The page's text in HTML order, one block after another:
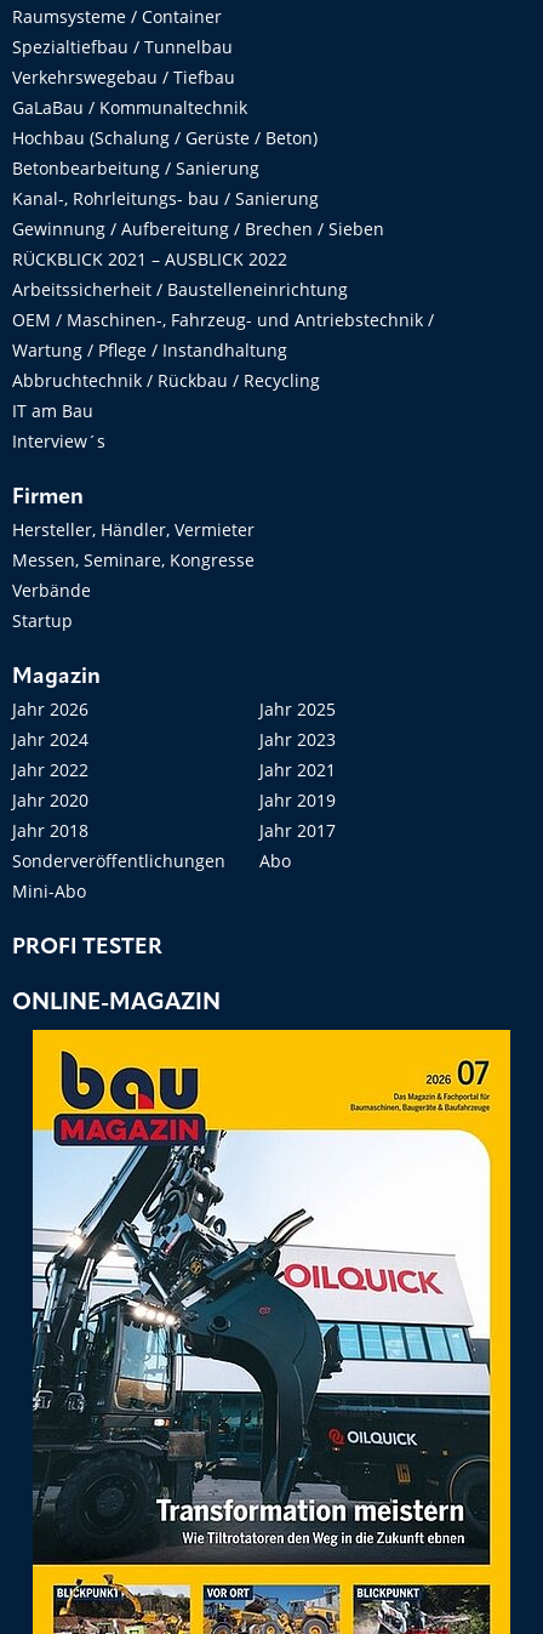
Raumsysteme / Container
Spezialtiefbau / Tunnelbau
Verkehrswegebau / Tiefbau
GaLaBau / Kommunaltechnik
Hochbau (Schalung / Gerüste / Beton)
Betonbearbeitung / Sanierung
Kanal-, Rohrleitungs- bau / Sanierung
Gewinnung / Aufbereitung / Brechen / Sieben
RÜCKBLICK 2021 – AUSBLICK 2022
Arbeitssicherheit / Baustelleneinrichtung
OEM / Maschinen-, Fahrzeug- und Antriebstechnik /
Wartung / Pflege / Instandhaltung
Abbruchtechnik / Rückbau / Recycling
IT am Bau
Interview´s
Firmen
Hersteller, Händler, Vermieter
Messen, Seminare, Kongresse
Verbände
Startup
Magazin
Jahr 2026
Jahr 2025
Jahr 2024
Jahr 2023
Jahr 2022
Jahr 2021
Jahr 2020
Jahr 2019
Jahr 2018
Jahr 2017
Sonderveröffentlichungen
Abo
Mini-Abo
PROFI TESTER
ONLINE-MAGAZIN